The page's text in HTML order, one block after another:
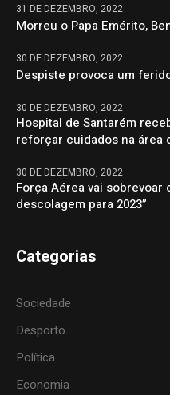
31 DE DEZEMBRO, 2022
Morreu o Papa Emérito,
30 DE DEZEMBRO, 2022
Despiste provoca um
30 DE DEZEMBRO, 2022
Hospital de Santarém
reforçar cuidados na área
30 DE DEZEMBRO, 2022
Força Aérea vai
descolagem para 2023”
Categorias
Sociedade
Desporto
Política
Economia